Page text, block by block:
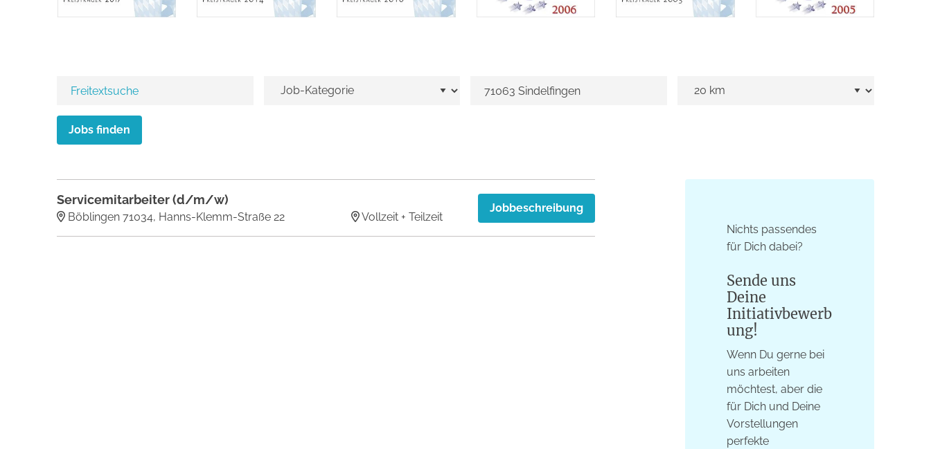
Jobs finden
Servicemitarbeiter (d/m/w)
Böblingen 71034, Hanns-Klemm-Straße 22 Vollzeit + Teilzeit
Jobbeschreibung
Nichts passendes
für Dich dabei?
Sende uns
Deine
Initiativbewerb
ung!
Wenn Du gerne bei
uns arbeiten
möchtest, aber die
für Dich und Deine
Vorstellungen
perfekte